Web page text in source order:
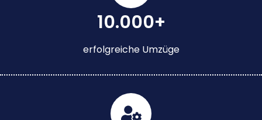
10.000+
erfolgreiche Umzüge